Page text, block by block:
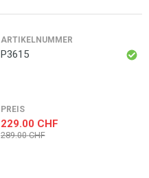
ARTIKELNUMMER
P3615
PREIS
229.00 CHF
289.00 CHF